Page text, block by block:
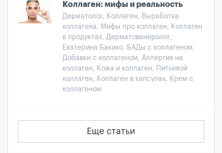
Коллаген: мифы и реальность
Дерматолог, Коллаген, Выработка
коллагена, Мифы про коллаген, Коллаген
в продуктах, Дерматовенеролог,
Екатерина Бакико, БАДы с коллагеном,
Добавки с коллагеном, Аллергия на
коллаген, Кожа и коллаген, Питьевой
коллаген, Коллаген в капсулах, Крем с
коллагеном
Еще статьи